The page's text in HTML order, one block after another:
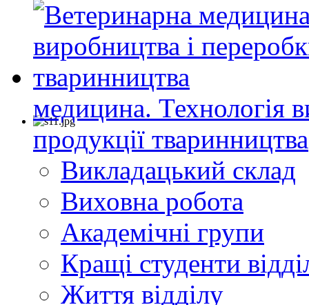
медицина. Технологія
продукції тваринництва
Викладацький склад
Виховна робота
Академічні групи
Кращі студенти
Життя відділу